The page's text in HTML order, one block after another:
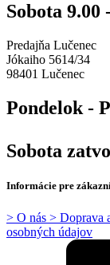
Sobota 9.00
Predajňa Lučenec
Jókaiho 5614/34
98401 Lučenec
Pondelok -
Sobota
Informácie pre
> O nás > Doprava
osobných údajov